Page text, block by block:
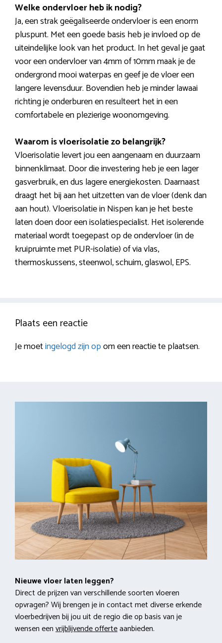
Welke ondervloer heb ik nodig?
Ja, een strak geëgaliseerde ondervloer is een enorm
pluspunt. Met een goede basis heb je invloed op de
uiteindelijke look van het product. In het geval je gaat
voor een ondervloer van 4mm of 10mm maak je de
ondergrond mooi waterpas en geef je de vloer een
langere levensduur. Bovendien heb je minder lawaai
richting je onderburen en resulteert het in een
comfortabele en plezierige woonomgeving.
Waarom is vloerisolatie zo belangrijk?
Vloerisolatie levert jou een aangenaam en duurzaam
binnenklimaat. Door die investering heb je een lager
gasverbruik, en dus lagere energiekosten. Daarnaast
draagt het bij aan het uitzetten van de vloer (denk dan
aan hout). Vloerisolatie in Nispen kan je het beste
laten doen door een isolatiespecialist. Het isolerende
materiaal wordt toegepast op de ondervloer (in de
kruipruimte met PUR-isolatie) of via vlas,
thermoskussens, steenwol, schuim, glaswol, EPS.
Plaats een reactie
Je moetingelogd zijn opom een reactie te plaatsen.
Nieuwe vloer laten leggen?
Direct de prijzen van verschillende soorten vloeren
opvragen? Wij brengen je in contact met diverse erkende
vloerbedrijven bij jou uit de regio die op basis van je
wensen eenvrijblijvende offerteaanbieden.